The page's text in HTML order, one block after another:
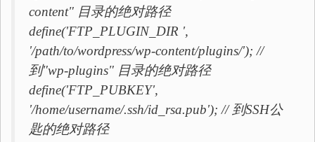
content" 目录的绝对路径
define('FTP_PLUGIN_DIR ',
'/path/to/wordpress/wp-content/plugins/'); //
到"wp-plugins" 目录的绝对路径
define('FTP_PUBKEY',
'/home/username/.ssh/id_rsa.pub'); // 到SSH公
匙的绝对路径